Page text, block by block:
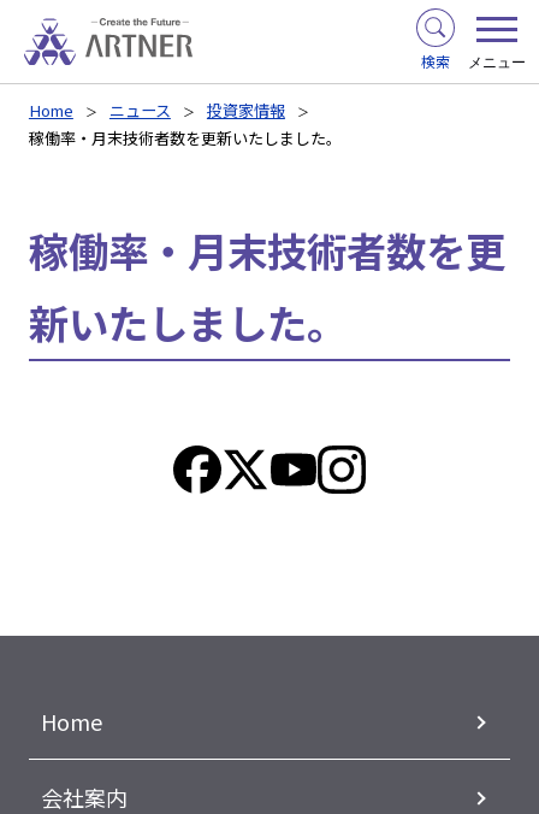
検索 メニュー
Home ニュース
投資家情報
稼働率・月末技術者数を更新いたしました。
稼働率・月末技術者数を更
新いたしました。
Home
会社案内